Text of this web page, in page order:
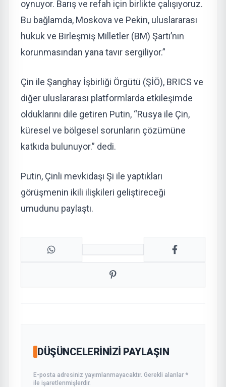
oynuyor. Barış ve refah için birlikte çalışıyoruz.
Bu bağlamda, Moskova ve Pekin, uluslararası
hukuk ve Birleşmiş Milletler (BM) Şartı’nın
korunmasından yana tavır sergiliyor.”
Çin ile Şanghay İşbirliği Örgütü (ŞİÖ), BRICS ve
diğer uluslararası platformlarda etkileşimde
olduklarını dile getiren Putin, “Rusya ile Çin,
küresel ve bölgesel sorunların çözümüne
katkıda bulunuyor.” dedi.
Putin, Çinli mevkidaşı Şi ile yaptıkları
görüşmenin ikili ilişkileri geliştireceği
umudunu paylaştı.
DÜŞÜNCELERINIZI PAYLAŞIN
E-posta adresiniz yayımlanmayacaktır. Gerekli alanlar *
ile işaretlenmişlerdir.